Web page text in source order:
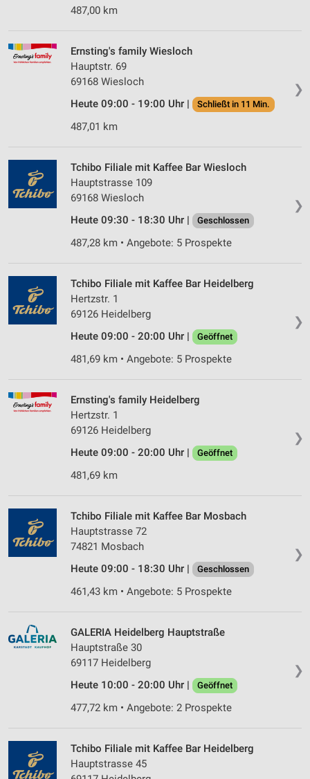
487,00 km
❯
Ernsting's family Wiesloch
Hauptstr. 69
69168 Wiesloch
Heute 09:00 - 19:00 Uhr |
Schließt in 11 Min.
487,01 km
❯
Tchibo Filiale mit Kaffee Bar Wiesloch
Hauptstrasse 109
69168 Wiesloch
Heute 09:30 - 18:30 Uhr |
Geschlossen
487,28 km • Angebote: 5 Prospekte
❯
Tchibo Filiale mit Kaffee Bar Heidelberg
Hertzstr. 1
69126 Heidelberg
Heute 09:00 - 20:00 Uhr |
Geöffnet
481,69 km • Angebote: 5 Prospekte
❯
Ernsting's family Heidelberg
Hertzstr. 1
69126 Heidelberg
Heute 09:00 - 20:00 Uhr |
Geöffnet
481,69 km
❯
Tchibo Filiale mit Kaffee Bar Mosbach
Hauptstrasse 72
74821 Mosbach
Heute 09:00 - 18:30 Uhr |
Geschlossen
461,43 km • Angebote: 5 Prospekte
❯
GALERIA Heidelberg Hauptstraße
Hauptstraße 30
69117 Heidelberg
Heute 10:00 - 20:00 Uhr |
Geöffnet
477,72 km • Angebote: 2 Prospekte
Tchibo Filiale mit Kaffee Bar Heidelberg
Hauptstrasse 45